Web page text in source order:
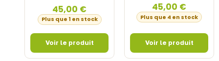
45,00 €
Plus que 1 en stock
45,00 €
Plus que 4 en stock